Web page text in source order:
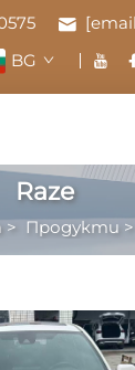
BG
Raze
> Продукти >